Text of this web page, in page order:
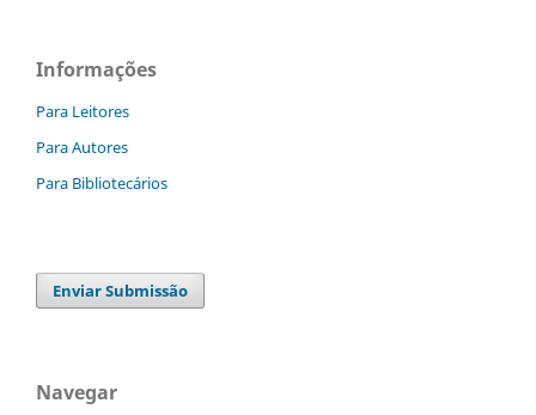
Informações
Para Leitores
Para Autores
Para Bibliotecários
Enviar Submissão
Navegar